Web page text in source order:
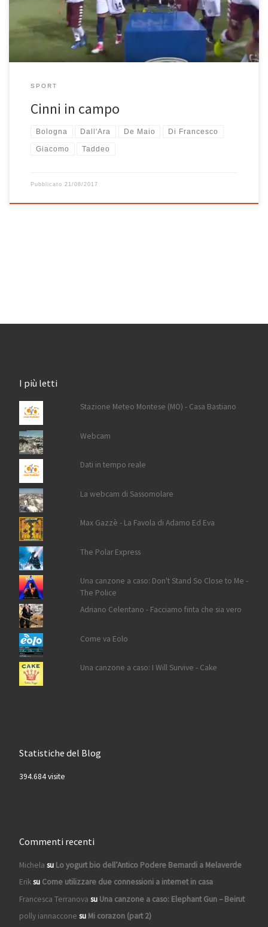
concorso “Cinni in […]
SPORT
Cinni in campo
Bologna Dall'Ara De Maio Di Francesco
Giacomo Taddeo
Pubblicato 21/08/2017
I più letti
Stazione Meteo Montese (MO) - Casa Bastiano
Webcam
Dati in tempo reale
La webcam di Sassomolare
Max Gazzè - La Favola di Adamo Ed Eva
The Polar Express
Una canzone a caso: Don't Stand So Close to Me -
The Police
Adriano Celentano - Facciamo finta che sia vero
Come va Eolo
Una canzone a caso: I Will Survive - Cake
Statistiche del Blog
394.684 visite
Commenti recenti
Michela su Lo yogurt bio dell’Antico Podere Bernardi a Melaverde
Eriksu Come utilizzare due connessioni a internet in casa
Francesca Terranova su Una canzone a caso: Elephant Gun – Beirut
polly iannaccone su Mi corazon (part 2)